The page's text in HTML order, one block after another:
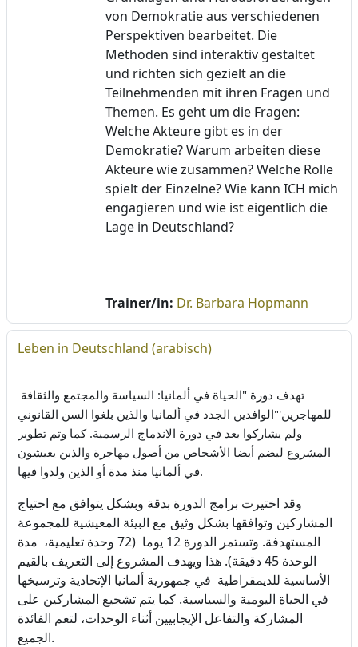
von Demokratie aus verschiedenen
Perspektiven bearbeitet. Die
Methoden sind interaktiv gestaltet
und richten sich gezielt an die
Teilnehmenden mit ihren Fragen und
Themen. Es geht um die Fragen:
Welche Akteure gibt es in der
Demokratie? Warum arbeiten diese
Akteure wie zusammen? Welche Rolle
spielt der Einzelne? Wie kann ICH mich
engagieren und wie ist eigentlich die
Lage in Deutschland?
Trainer/in: Dr. Barbara Hopmann
Leben in Deutschland (arabisch)
تهدف دورة "الحياة في ألمانيا: السياسة والمجتمع والثقافة
للمهاجرين'"الوافدين الجدد في ألمانيا والذين بلغوا السن القانوني
ولم يشاركوا بعد في دورة الاندماج الرسمية. كما وتم تطوير
المشروع ليضم أيضا الأشخاص من أصول مهاجرة والذين يعيشون
في ألمانيا منذ مدة أو الذين ولدوا فيها.
وقد اختيرت برامج الدورة بدقة وبشكل يتوافق مع احتياج
المشاركين وتوافقها بشكل وثيق مع البيئة المعيشية للمجموعة
المستهدفة. وتستمر الدورة 12 يوما (72 وحدة تعليمية، مدة
الوحدة 45 دقيقة). هذا ويهدف المشروع إلى التعريف بالقيم
الأساسية للديمقراطية في جمهورية ألمانيا الإتحادية وترسيخها
في الحياة اليومية والسياسية. كما يتم تشجيع المشاركين على
المشاركة والتفاعل الإيجابيين أثناء الوحدات، لتعم الفائدة
الجميع.